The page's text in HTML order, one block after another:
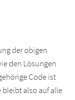
der obigen
den Lösungen
Code ist
bleibt also auf alle